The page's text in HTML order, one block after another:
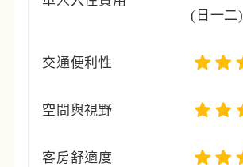
(日一二)
交通便利性
空間與視野
客房舒適度